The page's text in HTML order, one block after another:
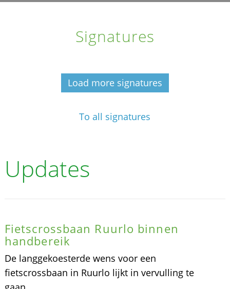
Signatures
Load more signatures
To all signatures
Updates
Fietscrossbaan Ruurlo binnen
handbereik
De langgekoesterde wens voor een
fietscrossbaan in Ruurlo lijkt in vervulling te